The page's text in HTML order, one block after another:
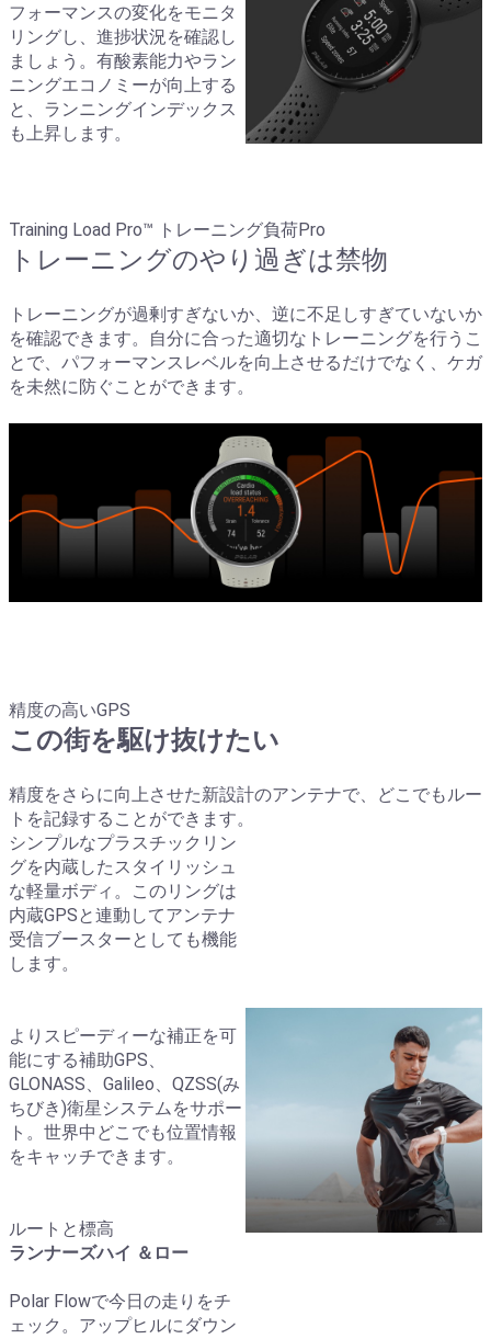
フォーマンスの変化をモニタ
リングし、進捗状況を確認し
ましょう。有酸素能力やラン
ニングエコノミーが向上する
と、ランニングインデックス
も上昇します。
Training Load Pro™ トレーニング負荷Pro
トレーニングのやり過ぎは禁物
トレーニングが過剰すぎないか、逆に不足しすぎていないか
を確認できます。自分に合った適切なトレーニングを行うこ
とで、パフォーマンスレベルを向上させるだけでなく、ケガ
を未然に防ぐことができます。
精度の高いGPS
この街を駆け抜けたい
精度をさらに向上させた新設計のアンテナで、どこでもルー
トを記録することができます。
シンプルなプラスチックリン
グを内蔵したスタイリッシュ
な軽量ボディ。このリングは
内蔵GPSと連動してアンテナ
受信ブースターとしても機能
します。
よりスピーディーな補正を可
能にする補助GPS、
GLONASS、Galileo、QZSS(み
ちびき)衛星システムをサポー
ト。世界中どこでも位置情報
をキャッチできます。
ルートと標高
ランナーズハイ ＆ロー
Polar Flowで今日の走りをチ
ェック。アップヒルにダウン